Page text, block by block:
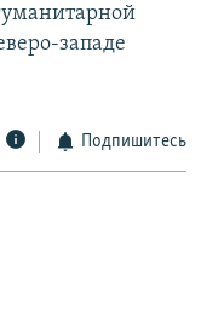
западе
Подпишитесь